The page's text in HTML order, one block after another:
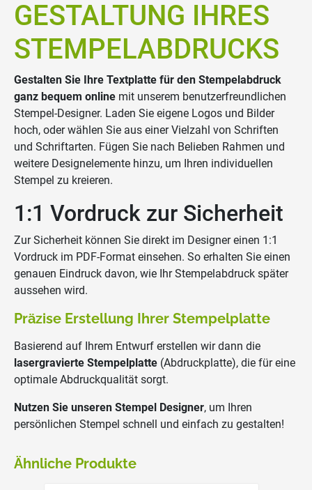
GESTALTUNG IHRES
STEMPELABDRUCKS
Gestalten Sie Ihre Textplatte für den Stempelabdruck
ganz bequem online mit unserem benutzerfreundlichen
Stempel-Designer. Laden Sie eigene Logos und Bilder
hoch, oder wählen Sie aus einer Vielzahl von Schriften
und Schriftarten. Fügen Sie nach Belieben Rahmen und
weitere Designelemente hinzu, um Ihren individuellen
Stempel zu kreieren.
1:1 Vordruck zur Sicherheit
Zur Sicherheit können Sie direkt im Designer einen 1:1
Vordruck im PDF-Format einsehen. So erhalten Sie einen
genauen Eindruck davon, wie Ihr Stempelabdruck später
aussehen wird.
Präzise Erstellung Ihrer Stempelplatte
Basierend auf Ihrem Entwurf erstellen wir dann die
lasergravierte Stempelplatte (Abdruckplatte), die für eine
optimale Abdruckqualität sorgt.
Nutzen Sie unseren Stempel Designer, um Ihren
persönlichen Stempel schnell und einfach zu gestalten!
Ähnliche Produkte